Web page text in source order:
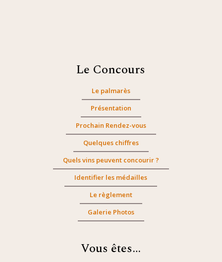
Le Concours
Le palmarès
Présentation
Prochain Rendez-vous
Quelques chiffres
Quels vins peuvent concourir ?
Identifier les médailles
Le règlement
Galerie Photos
Vous êtes…